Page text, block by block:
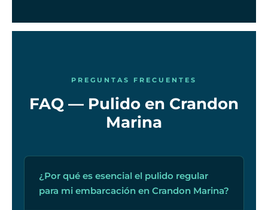
PREGUNTAS FRECUENTES
FAQ — Pulido en Crandon
Marina
¿Por qué es esencial el pulido regular
para mi embarcación en Crandon Marina?